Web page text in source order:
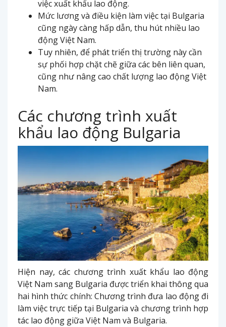
việc xuất khẩu lao động.
Mức lương và điều kiện làm việc tại Bulgaria
cũng ngày càng hấp dẫn, thu hút nhiều lao
động Việt Nam.
Tuy nhiên, để phát triển thị trường này cần
sự phối hợp chặt chẽ giữa các bên liên quan,
cũng như nâng cao chất lượng lao động Việt
Nam.
Các chương trình xuất
khẩu lao động Bulgaria
Hiện nay, các chương trình xuất khẩu lao động
Việt Nam sang Bulgaria được triển khai thông qua
hai hình thức chính: Chương trình đưa lao động đi
làm việc trực tiếp tại Bulgaria và chương trình hợp
tác lao động giữa Việt Nam và Bulgaria.